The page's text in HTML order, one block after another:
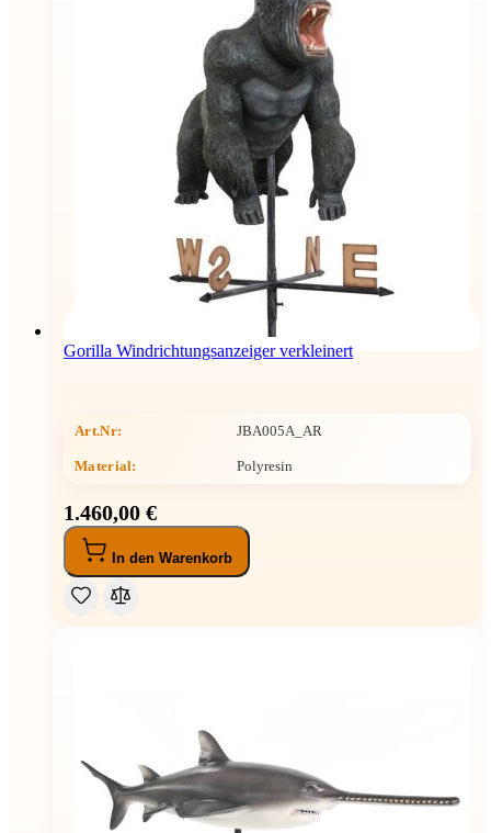
Gorilla Windrichtungsanzeiger verkleinert
Art.Nr: JBA005A_AR
Material: Polyresin
1.460,00 €
In den Warenkorb